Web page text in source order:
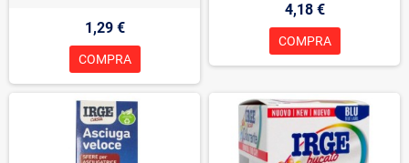
1,29 €
COMPRA
4,18 €
COMPRA